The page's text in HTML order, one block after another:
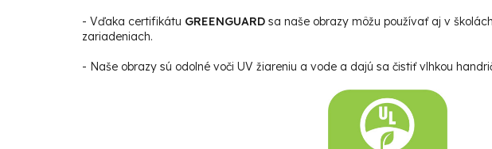
- Vďaka certifikátu GREENGUARD sa naše obrazy môžu používať aj v
zariadeniach.
- Naše obrazy sú odolné voči UV žiareniu a vode a dajú sa čistiť vlhkou